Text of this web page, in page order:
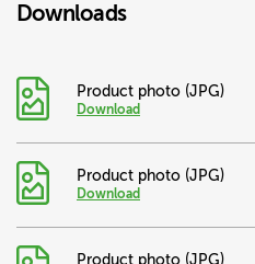
Downloads
Product photo (JPG)
Download
Product photo (JPG)
Download
Product photo (JPG)